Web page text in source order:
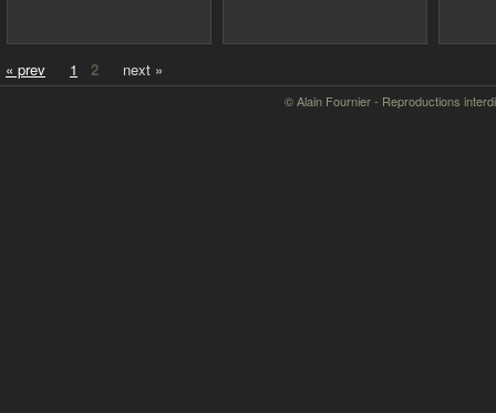
« prev 1 2 next »
© Alain Fournier - Reproductions